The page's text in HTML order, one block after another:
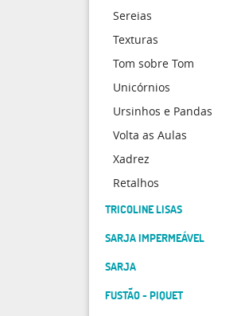
Sereias
Texturas
Tom sobre Tom
Unicórnios
Ursinhos e Pandas
Volta as Aulas
Xadrez
Retalhos
TRICOLINE LISAS
SARJA IMPERMEÁVEL
SARJA
FUSTÃO - PIQUET